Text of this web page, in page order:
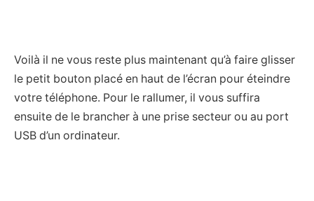
Voilà il ne vous reste plus maintenant qu’à faire glisser
le petit bouton placé en haut de l’écran pour éteindre
votre téléphone. Pour le rallumer, il vous suffira
ensuite de le brancher à une prise secteur ou au port
USB d’un ordinateur.